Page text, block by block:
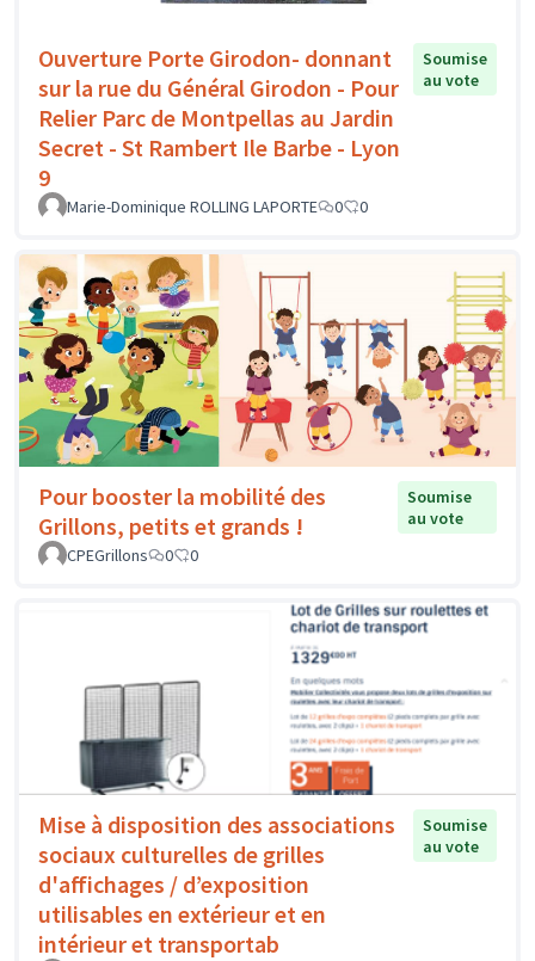
Ouverture Porte Girodon- donnant
sur la rue du Général Girodon - Pour
Relier Parc de Montpellas au Jardin
Secret - St Rambert Ile Barbe - Lyon
9
Soumise
au vote
Marie-Dominique ROLLING LAPORTE 0 0
Pour booster la mobilité des
Grillons, petits et grands !
Soumise
au vote
CPEGrillons
0 0
Mise à disposition des associations
sociaux culturelles de grilles
d'affichages / d’exposition
utilisables en extérieur et en
intérieur et transportab
Soumise
au vote